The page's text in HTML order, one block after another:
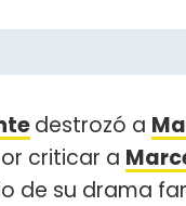
destrozó a
criticar a
de su drama